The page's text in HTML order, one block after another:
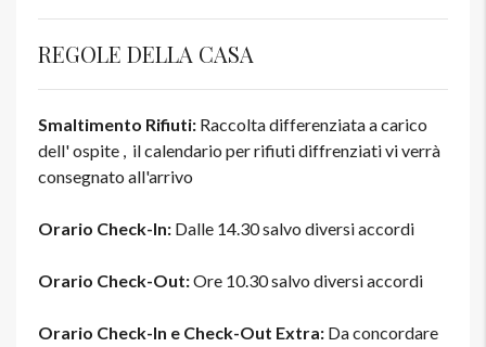
REGOLE DELLA CASA
Smaltimento Rifiuti: Raccolta differenziata a carico
dell' ospite , il calendario per rifiuti diffrenziati vi verrà
consegnato all'arrivo
Orario Check-In: Dalle 14.30 salvo diversi accordi
Orario Check-Out:Ore 10.30 salvo diversi accordi
Orario Check-In e Check-Out Extra: Da concordare